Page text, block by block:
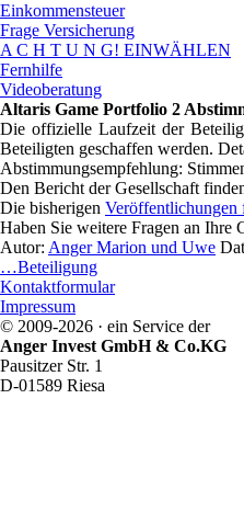
Einkommensteuer
Frage Versicherung
A C H T U N G! EINWÄHLEN
Fernhilfe
Videoberatung
Altaris Game Portfolio 2
Die offizielle Laufzeit der
Beteiligten geschaffen werden.
Abstimmungsempfehlung:
Den Bericht der Gesellschaft
Die bisherigen Veröffentlichungen
Haben Sie weitere Fragen an
Autor: Anger Marion und Uwe
…Beteiligung
Kontaktformular
Impressum
© 2009-2026 · ein Service der
Anger Invest GmbH & Co.KG
Pausitzer Str. 1
D-01589 Riesa